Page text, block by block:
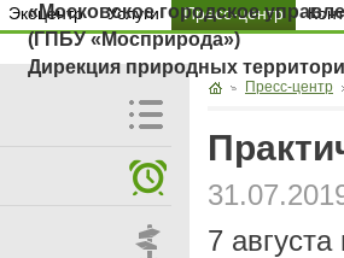
«Московское городское
(ГПБУ «Мосприрода»)
Дирекция природных
Экоцентр
Экоцентр
Услуги
Услуги
Пресс-центр
Пресс-центр
7